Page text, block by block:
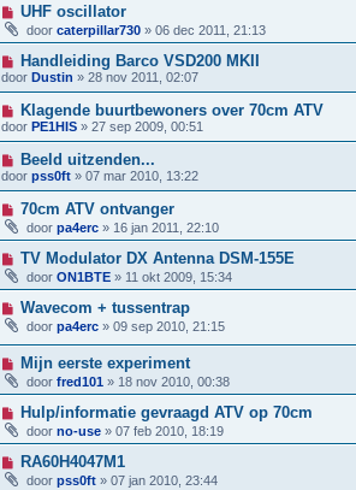
UHF oscillator
door caterpillar730 » 06 dec 2011, 21:13
Handleiding Barco VSD200 MKII
door Dustin » 28 nov 2011, 02:07
Klagende buurtbewoners over 70cm ATV
door PE1HIS » 27 sep 2009, 00:51
Beeld uitzenden...
door pss0ft » 07 mar 2010, 13:22
70cm ATV ontvanger
door pa4erc » 16 jan 2011, 22:10
TV Modulator DX Antenna DSM-155E
door ON1BTE » 11 okt 2009, 15:34
Wavecom + tussentrap
door pa4erc » 09 sep 2010, 21:15
Mijn eerste experiment
door fred101 » 18 nov 2010, 00:38
Hulp/informatie gevraagd ATV op 70cm
door no-use » 07 feb 2010, 18:19
RA60H4047M1
door pss0ft » 07 jan 2010, 23:44